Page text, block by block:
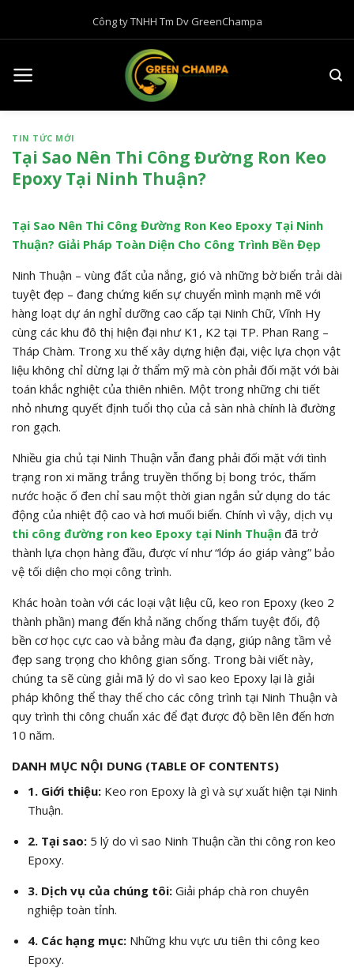
Công ty TNHH Tm Dv GreenChampa
TIN TỨC MỚI
Tại Sao Nên Thi Công Đường Ron Keo
Epoxy Tại Ninh Thuận?
Tại Sao Nên Thi Công Đường Ron Keo Epoxy Tại Ninh
Thuận? Giải Pháp Toàn Diện Cho Công Trình Bền Đẹp
Ninh Thuận – vùng đất của nắng, gió và những bờ biển trải dài
tuyệt đẹp – đang chứng kiến sự chuyển mình mạnh mẽ với
hàng loạt dự án nghỉ dưỡng cao cấp tại Ninh Chữ, Vĩnh Hy
cùng các khu đô thị hiện đại như K1, K2 tại TP. Phan Rang –
Tháp Chàm. Trong xu thế xây dựng hiện đại, việc lựa chọn vật
liệu không chỉ dừng lại ở thẩm mỹ mà còn phải đối mặt với bài
toán khắc nghiệt của thiên nhiên. Một trong những chi tiết
nhỏ nhưng quyết định tuổi thọ của cả sàn nhà chính là đường
ron gạch.
Nhiều gia chủ tại Ninh Thuận vẫn đang phải đối mặt với tình
trạng ron xi măng trắng truyền thống bị bong tróc, thấm
nước hoặc ố đen chỉ sau một thời gian ngắn sử dụng do tác
động của nhiệt độ cao và hơi muối biển. Chính vì vậy, dịch vụ
thi công đường ron keo Epoxy tại Ninh Thuận đã trở
thành lựa chọn hàng đầu, được ví như “lớp áo giáp vàng” bảo
vệ tối diện cho mọi công trình.
Khác hoàn toàn với các loại vật liệu cũ, keo ron Epoxy (keo 2
thành phần) mang đến khả năng chống thấm tuyệt đối, độ
bền cơ học cực cao và bảng màu đa dạng, giúp nâng tầm vẻ
đẹp sang trọng cho không gian sống. Trong bài viết này,
chúng ta sẽ cùng giải mã lý do vì sao keo Epoxy lại là giải
pháp không thể thay thế cho các công trình tại Ninh Thuận và
quy trình thi công chuẩn xác để đạt được độ bền lên đến hơn
10 năm.
DANH MỤC NỘI DUNG (TABLE OF CONTENTS)
1. Giới thiệu:Keo ron Epoxy là gì và sự xuất hiện tại Ninh
Thuận.
2. Tại sao:5 lý do vì sao Ninh Thuận cần thi công ron keo
Epoxy.
3. Dịch vụ của chúng tôi:Giải pháp chà ron chuyên
nghiệp toàn tỉnh.
4. Các hạng mục:Những khu vực ưu tiên thi công keo
Epoxy.